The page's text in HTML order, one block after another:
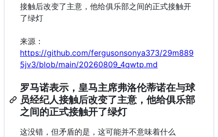
接触后改变了主意，他给俱乐部之间的正式接触开
了绿灯
来源：
https://github.com/fergusonsonya373/29m889
5jv3/blob/main/20260809_4qwtp.md
罗马诺表示，皇马主席弗洛伦蒂诺在与球
员经纪人接触后改变了主意，他给俱乐部
之间的正式接触开了绿灯
这没错，但矛盾的是，这可能并不意味着什么